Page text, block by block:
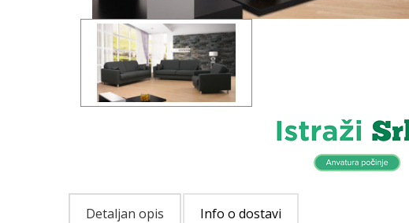
Detaljan opis Info o dostavi